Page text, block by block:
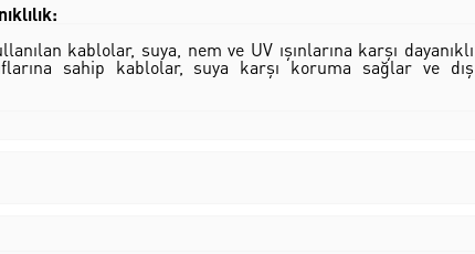
kablolar, suya, nem ve UV ışınlarına karşı dayanıklı
sahip kablolar, suya karşı koruma sağlar ve dış